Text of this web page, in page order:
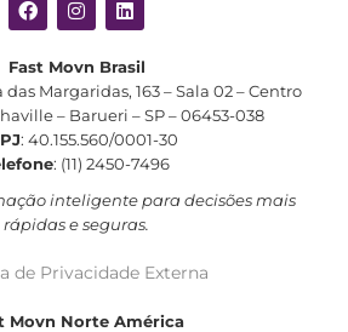
Fast Movn Brasil
das Margaridas, 163 – Sala 02 – Centro
– Barueri – SP – 06453-038
: 40.155.560/0001-30
: (11) 2450-7496
inteligente para decisões mais
rápidas e seguras.
de Privacidade Externa
Movn Norte América